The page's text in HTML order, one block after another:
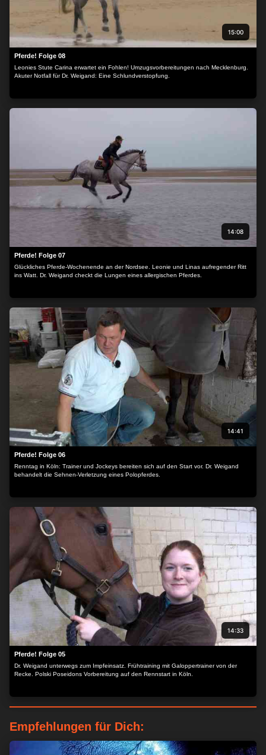
15:00
Pferde! Folge 08
Leonies Stute Carina erwartet ein Fohlen! Umzugsvorbereitungen nach Mecklenburg.
Akuter Notfall für Dr. Weigand: Eine Schlundverstopfung.
14:08
Pferde! Folge 07
Glückliches Pferde-Wochenende an der Nordsee. Leonie und Linas aufregender Ritt
ins Watt. Dr. Weigand checkt die Lungen eines allergischen Pferdes.
14:41
Pferde! Folge 06
Renntag in Köln: Trainer und Jockeys bereiten sich auf den Start vor. Dr. Weigand
behandelt die Sehnen-Verletzung eines Polopferdes.
14:33
Pferde! Folge 05
Dr. Weigand unterwegs zum Impfeinsatz. Frühtraining mit Galoppertrainer von der
Recke. Polski Poseidons Vorbereitung auf den Rennstart in Köln.
Empfehlungen für Dich: